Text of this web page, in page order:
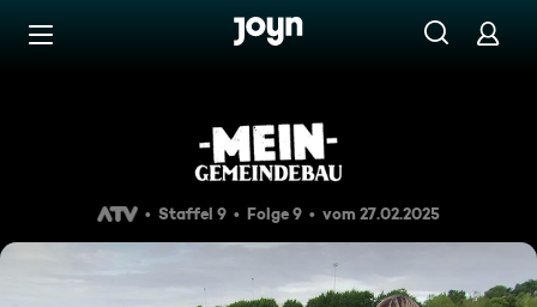
Zum Inhalt springen
Ab in den Ring!
Staffel 9 Folge 9 vom 27.02.2025